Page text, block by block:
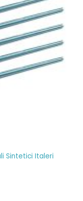
Sintetici Italeri